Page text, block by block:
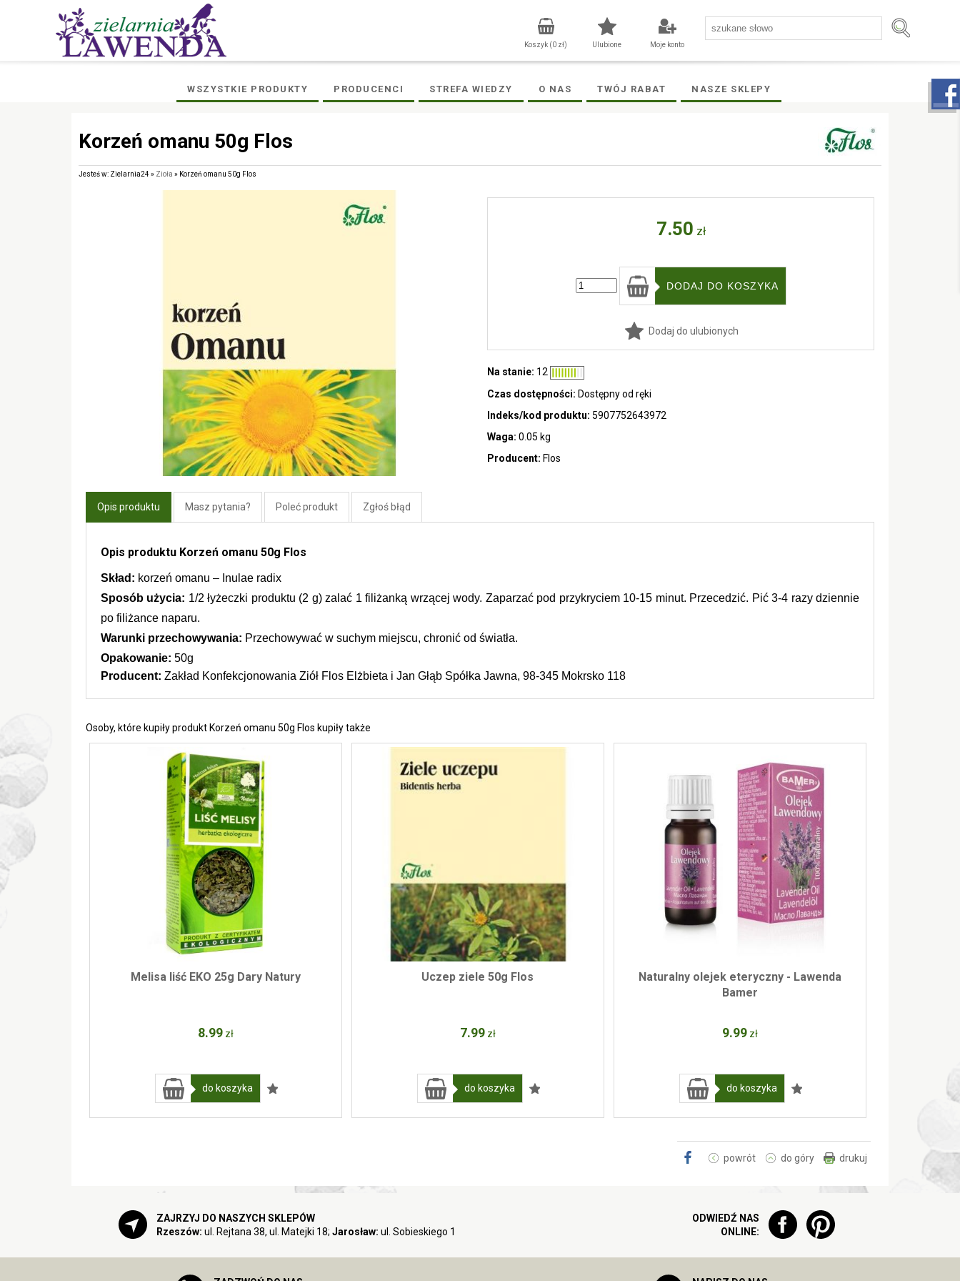
Moje konto
Ulubione
Koszyk (0 zł)
WSZYSTKIE PRODUKTY PRODUCENCI STREFA WIEDZY O NAS TWÓJ RABAT NASZE SKLEPY
Korzeń omanu 50g Flos
Jesteś w: Zielarnia24 » Zioła » Korzeń omanu 50g Flos
7.50 zł
Dodaj do ulubionych
Na stanie: 12
Czas dostępności: Dostępny od ręki
Indeks/kod produktu: 5907752643972
Waga: 0.05 kg
Producent: Flos
Opis produktu Masz pytania? Poleć produkt Zgłoś błąd
Opis produktu Korzeń omanu 50g Flos
Skład: korzeń omanu – Inulae radix
Sposób użycia: 1/2 łyżeczki produktu (2 g) zalać 1 filiżanką wrzącej wody. Zaparzać pod przykryciem 10-15 minut. Przecedzić. Pić 3-4 razy dziennie
po filiżance naparu.
Warunki przechowywania: Przechowywać w suchym miejscu, chronić od światła.
Opakowanie: 50g
Producent: Zakład Konfekcjonowania Ziół Flos Elżbieta i Jan Głąb Spółka Jawna, 98-345 Mokrsko 118
Osoby, które kupiły produkt Korzeń omanu 50g Flos kupiły także
Melisa liść EKO 25g Dary Natury
8.99 zł
do koszyka
Uczep ziele 50g Flos
7.99 zł
do koszyka
Naturalny olejek eteryczny - Lawenda
Bamer
9.99 zł
do koszyka
powrót do góry drukuj
ZAJRZYJ DO NASZYCH SKLEPÓW
Rzeszów: ul. Rejtana 38, ul. Matejki 18; Jarosław: ul. Sobieskiego 1
ODWIEDŹ NAS
ONLINE: